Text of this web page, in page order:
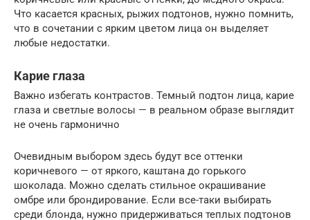
Что касается красных, рыжих подтонов, нужно помнить,
что в сочетании с ярким цветом лица он выделяет
любые недостатки.
Карие глаза
Важно избегать контрастов. Темный подтон лица, карие
глаза и светлые волосы — в реальном образе выглядит
не очень гармонично
Очевидным выбором здесь будут все оттенки
коричневого — от яркого, каштана до горького
шоколада. Можно сделать стильное окрашивание
омбре или брондирование. Если все-таки выбирать
среди блонда, нужно придерживаться теплых подтонов